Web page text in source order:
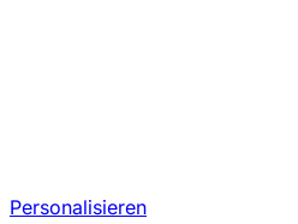
Personalisieren